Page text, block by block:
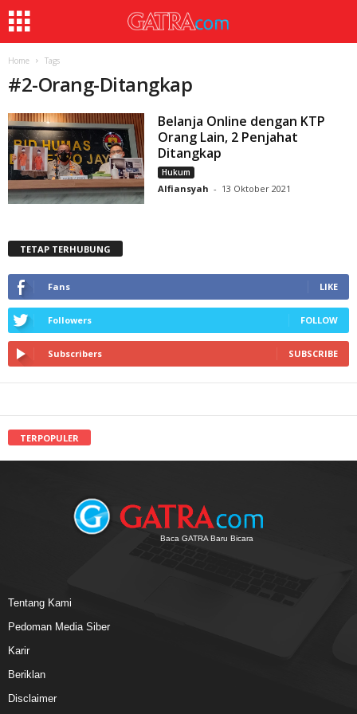
Home Tags
#2-Orang-Ditangkap
Belanja Online dengan KTP
Orang Lain, 2 Penjahat
Ditangkap
Hukum
Alfiansyah - 13 Oktober 2021
TETAP TERHUBUNG
Fans LIKE
Followers FOLLOW
Subscribers SUBSCRIBE
TERPOPULER
Baca GATRA Baru Bicara
Tentang Kami
Pedoman Media Siber
Karir
Beriklan
Disclaimer